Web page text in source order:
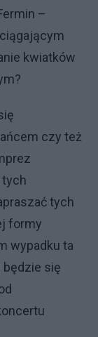
–
kwiatków
czy też
tych
tych
formy
wypadku ta
się